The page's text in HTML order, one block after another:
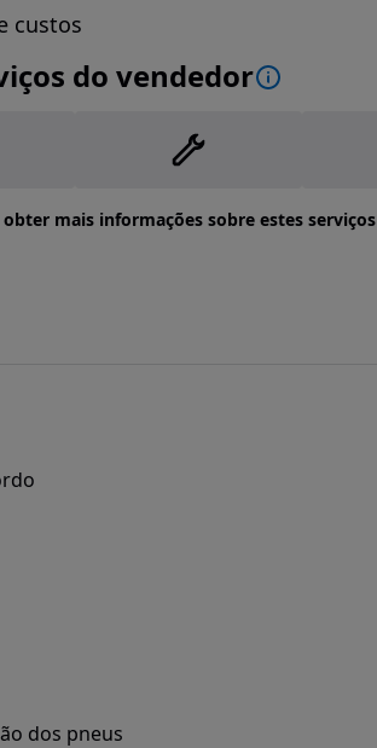
custos
do vendedor
mais informações sobre estes serviços
dos pneus